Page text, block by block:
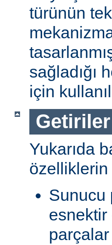
türünün
sağladığı
için
Yukarıda
özelliklerin
Sunucu